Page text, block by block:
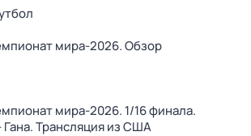
мира-2026. Обзор
мира-2026. 1/16 финала.
Гана. Трансляция из США